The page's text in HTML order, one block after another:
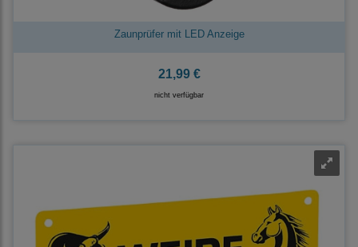
Zaunprüfer mit LED Anzeige
21,99 €
nicht verfügbar